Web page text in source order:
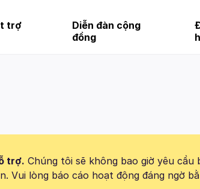
trợ
Diễn đàn cộng
đồng
trợ. Chúng tôi sẽ không bao giờ yêu
Vui lòng báo cáo hoạt động đáng ngờ